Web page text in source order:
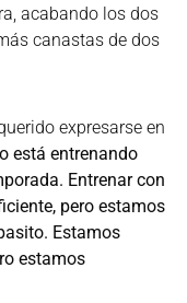
acabando los dos
canastas de dos
expresarse en
está entrenando
Entrenar con
pero estamos
Estamos
estamos